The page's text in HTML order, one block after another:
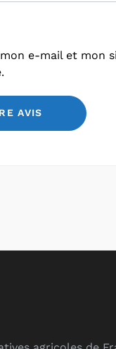
e-mail et mon